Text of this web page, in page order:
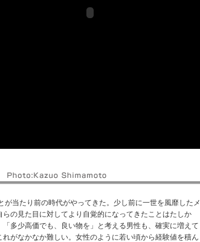
当たり前の時代がやってきた。少し前に一世を風靡したメ
の見た目に対してより自覚的になってきたことはたしか
多少高価でも、良い物を」と考える男性も、確実に増えて
がなかなか難しい。女性のように若い頃から経験値を積ん